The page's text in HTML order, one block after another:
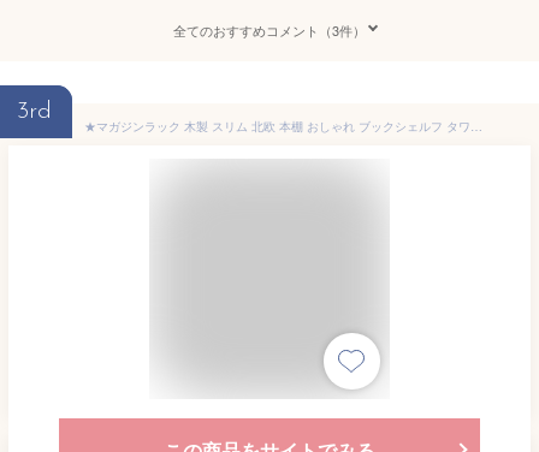
全てのおすすめコメント（3件）
3rd
★マガジンラック 木製 スリム 北欧 本棚 おしゃれ ブックシェルフ タワー 飾り棚 オープンラック リビングラック インテリアラック 木目 ソファー横 ナチュラル ブラウン 茶 ホワイト 9段 収納 本立て 書棚 「商：小」「才：2」